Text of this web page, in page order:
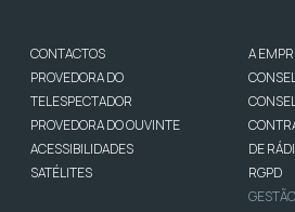
CONTACTOS
PROVEDORA DO
TELESPECTADOR
PROVEDORA DO OUVINTE
ACESSIBILIDADES
SATÉLITES
A
DE
RGPD